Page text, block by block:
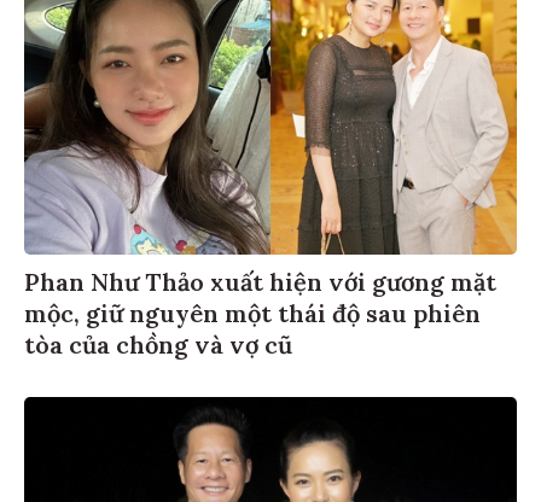
Phan Như Thảo xuất hiện với gương mặt
mộc, giữ nguyên một thái độ sau phiên
tòa của chồng và vợ cũ